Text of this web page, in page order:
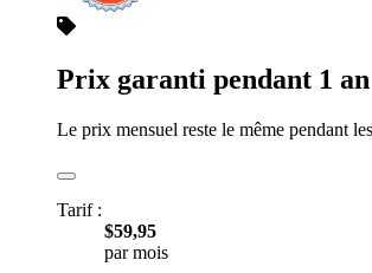
Prix garanti pendant 1 an
Le prix mensuel reste le même pendant
Tarif :
$59,95
par mois